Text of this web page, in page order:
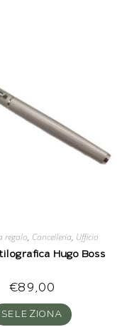
regalo, Cancelleria, Ufficio
Hugo Boss
€89,00
SELEZIONA